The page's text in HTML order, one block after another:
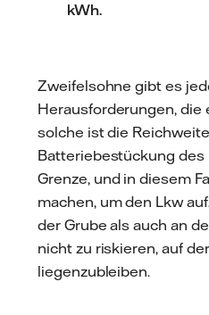
kWh.
Zweifelsohne gibt es
Herausforderungen, die
solche ist die
Batteriebestückung des
Grenze, und in diesem
machen, um den Lkw
der Grube als auch an
nicht zu riskieren, auf
liegenzubleiben.